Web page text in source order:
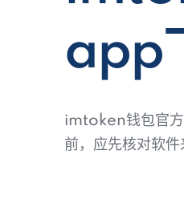
app
imtoken钱包官方
前，应先核对软件